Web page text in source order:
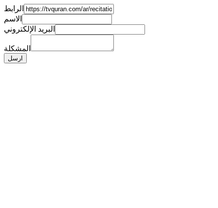
الرابط
الاسم
البريد الإلكتروني
المشكلة
ارسل